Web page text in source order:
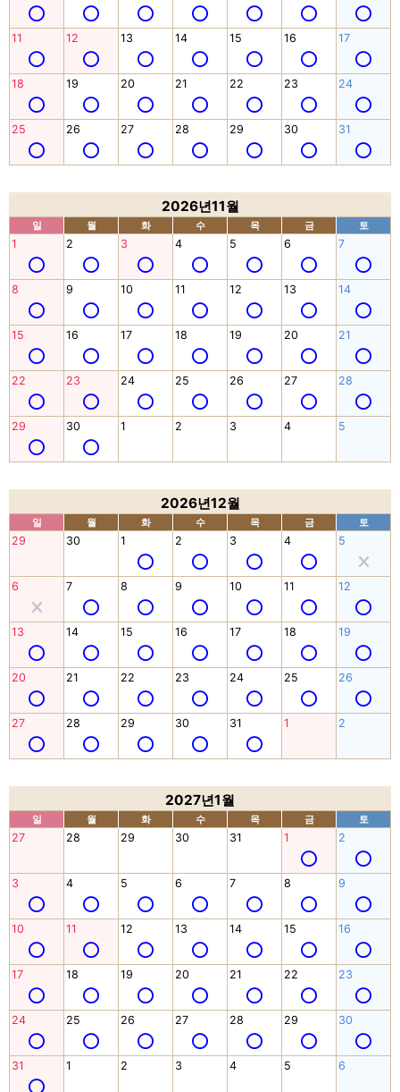
11 12 13 14 15 16 17
18 19 20 21 22 23 24
25 26 27 28 29 30 31
2026년11월
일 월 화 수 목 금 토
1 2 3 4 5 6 7
8 9 10 11 12 13 14
15 16 17 18 19 20 21
22 23 24 25 26 27 28
29 30 1 2 3 4 5
2026년12월
일 월 화 수 목 금 토
29 30 1 2 3 4 5
6 7 8 9 10 11 12
13 14 15 16 17 18 19
20 21 22 23 24 25 26
27 28 29 30 31 1 2
2027년1월
일 월 화 수 목 금 토
27 28 29 30 31 1 2
3 4 5 6 7 8 9
10 11 12 13 14 15 16
17 18 19 20 21 22 23
24 25 26 27 28 29 30
31 1 2 3 4 5 6